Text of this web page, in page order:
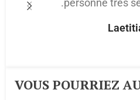
.personne très
VOUS POURRIEZ